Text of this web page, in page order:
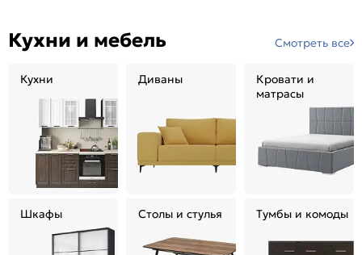
Кухни и мебель Смотреть все
Кухни Диваны
Кровати и
матрасы
Шкафы Столы и стулья Тумбы и комоды